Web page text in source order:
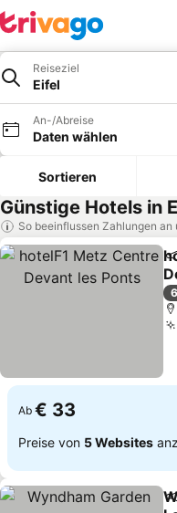
Reiseziel
Eifel
An-/Abreise
Daten wählen
Sortieren
Günstige Hotels in
So beeinflussen Zahlungen an
Ab € 33
Preise von 5 Websites